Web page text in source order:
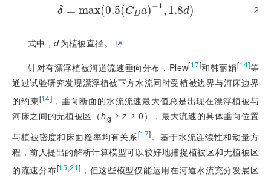
δ = max(0.5(CDa)−1, 1.8d)
δ =max(0.5(CDa)−1,1.8d) 2
式中，d为植被直径。 译
针对有漂浮植被河道流速垂向分布，Plew[17]和韩丽娟[14]等
通过试验研究发现漂浮植被下方水流同时受植被边界与河床边界
的约束[14] ，垂向断面的水流流速最大值总是出现在漂浮植被与
河床之间的无植被区（hg ≥ z ≥ 0），最大流速的具体垂向位置
与植被密度和床面糙率均有关系[17]。基于水流连续性和动量方
程，前人提出的解析计算模型可以较好地捕捉植被区和无植被区
的流速分布[15,21] ，但这些模型仅能运用在河道水流充分发展区